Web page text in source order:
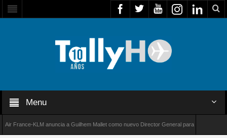
Menu
KLM anuncia a Guilhem Mallet como nuevo Director General para América Latina